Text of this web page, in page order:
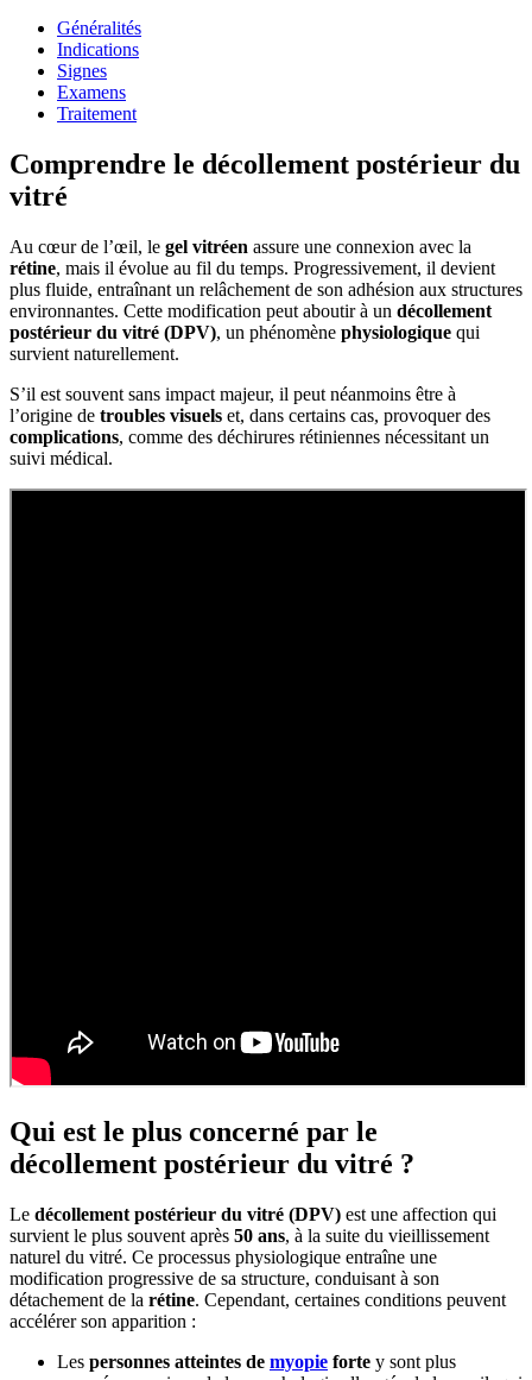
Généralités
Indications
Signes
Examens
Traitement
Comprendre le décollement postérieur du
vitré
Au cœur de l’œil, le gel vitréen assure une connexion avec la
rétine, mais il évolue au fil du temps. Progressivement, il devient
plus fluide, entraînant un relâchement de son adhésion aux structures
environnantes. Cette modification peut aboutir à un décollement
postérieur du vitré (DPV), un phénomène physiologique qui
survient naturellement.
S’il est souvent sans impact majeur, il peut néanmoins être à
l’origine de troubles visuels et, dans certains cas, provoquer des
complications, comme des déchirures rétiniennes nécessitant un
suivi médical.
Qui est le plus concerné par le
décollement postérieur du vitré ?
Le décollement postérieur du vitré (DPV) est une affection qui
survient le plus souvent après 50 ans, à la suite du vieillissement
naturel du vitré. Ce processus physiologique entraîne une
modification progressive de sa structure, conduisant à son
détachement de la rétine. Cependant, certaines conditions peuvent
accélérer son apparition :
Les personnes atteintes de myopie forte y sont plus